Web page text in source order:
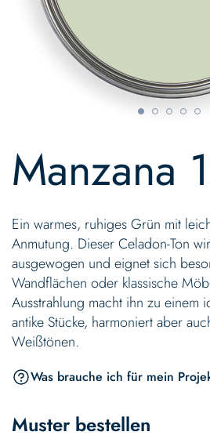
Manzana
Ein warmes, ruhiges Grün mit
Anmutung. Dieser Celadon-Ton
ausgewogen und eignet sich
Wandflächen oder klassische
Ausstrahlung macht ihn zu einem
antike Stücke, harmoniert aber
Weißtönen.
Was brauche ich für mein
Muster bestellen
the
beginning
images
gallery